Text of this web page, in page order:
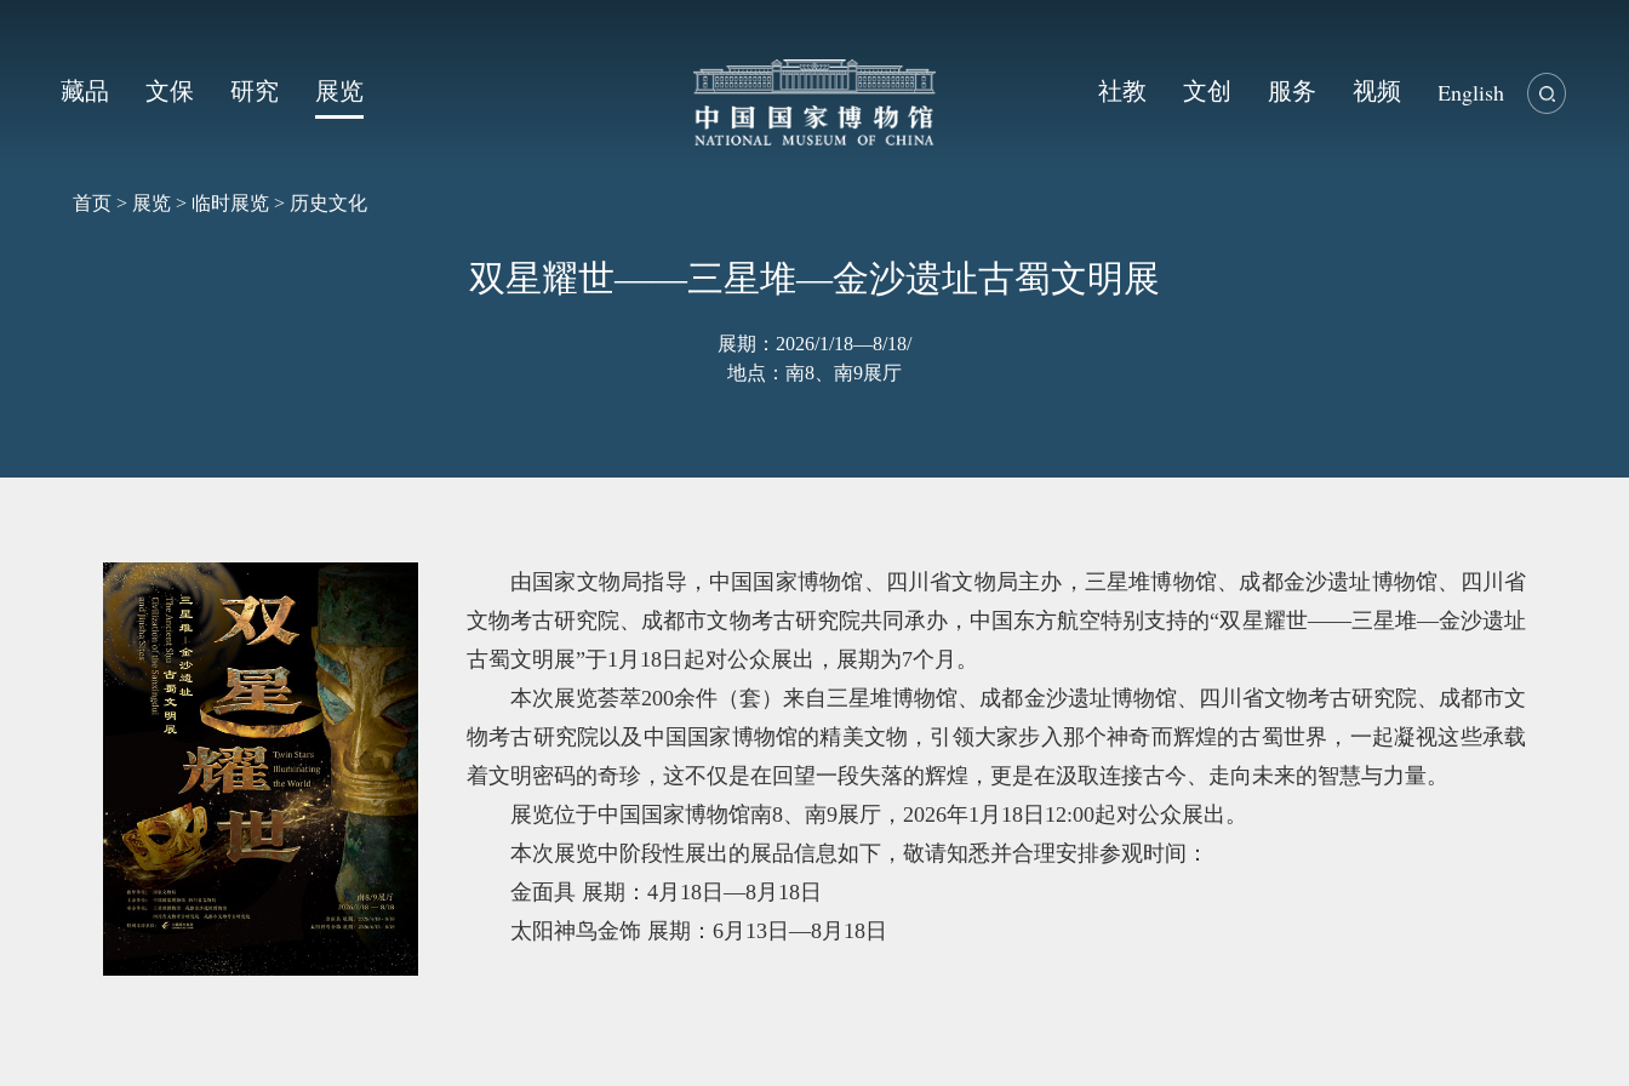
藏品 文保 研究 展览 社教 文创 服务 视频 English
首页 > 展览 > 临时展览 > 历史文化
双星耀世——三星堆—金沙遗址古蜀文明展
展期：2026/1/18—8/18/
地点：南8、南9展厅
由国家文物局指导，中国国家博物馆、四川省文物局主办，三星堆博物馆、成都金沙遗址博物馆、四川省
文物考古研究院、成都市文物考古研究院共同承办，中国东方航空特别支持的“双星耀世——三星堆—金沙遗址
古蜀文明展”于1月18日起对公众展出，展期为7个月。
本次展览荟萃200余件（套）来自三星堆博物馆、成都金沙遗址博物馆、四川省文物考古研究院、成都市文
物考古研究院以及中国国家博物馆的精美文物，引领大家步入那个神奇而辉煌的古蜀世界，一起凝视这些承载
着文明密码的奇珍，这不仅是在回望一段失落的辉煌，更是在汲取连接古今、走向未来的智慧与力量。
展览位于中国国家博物馆南8、南9展厅，2026年1月18日12:00起对公众展出。
本次展览中阶段性展出的展品信息如下，敬请知悉并合理安排参观时间：
金面具 展期：4月18日—8月18日
太阳神鸟金饰 展期：6月13日—8月18日